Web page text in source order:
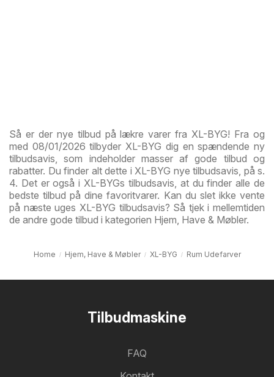
Så er der nye tilbud på lækre varer fra XL-BYG! Fra og
med 08/01/2026 tilbyder XL-BYG dig en spændende ny
tilbudsavis, som indeholder masser af gode tilbud og
rabatter. Du finder alt dette i XL-BYG nye tilbudsavis, på s.
4. Det er også i XL-BYGs tilbudsavis, at du finder alle de
bedste tilbud på dine favoritvarer. Kan du slet ikke vente
på næste uges XL-BYG tilbudsavis? Så tjek i mellemtiden
de andre gode tilbud i kategorien Hjem, Have & Møbler.
Home Hjem, Have & Møbler XL-BYG Rum Udefarver
Tilbudmaskine
FAQ